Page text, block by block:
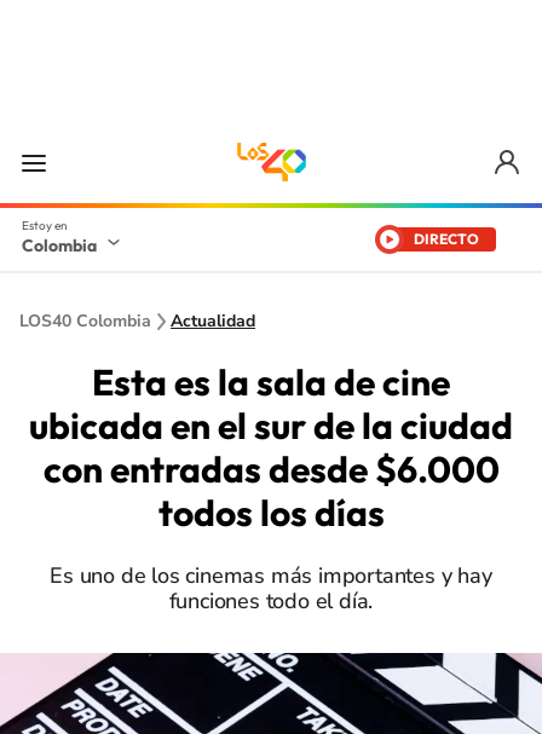
Colombia DIRECTO
LOS40 Colombia Actualidad
Esta es la sala de cine
ubicada en el sur de la ciudad
con entradas desde $6.000
todos los días
Es uno de los cinemas más importantes y hay
funciones todo el día.